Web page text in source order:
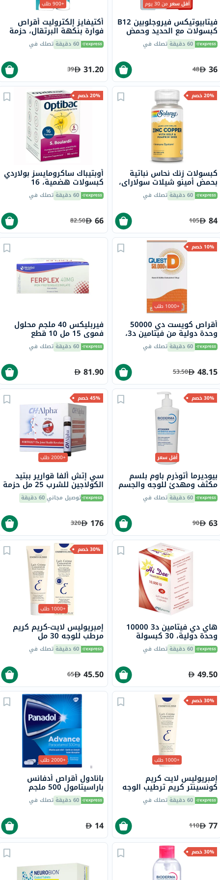
أقل سعرمن 30 يوم
فيتابيوتيكس فيروجلوبين B12
كبسولات مع الحديد وحمض
الفوليك وفيتامين B12
لمحاربة التعب، 30 كبسولة
60 دقيقة تصلك في
36
48
+900 طلب
أكتيفايز إلكتروليت أقراص
فوارة بنكهة البرتقال، حزمة
من 20 60 دقيقة تصلك في
31.20
39
20% خصم
كبسولات زنك نحاس نباتية
بحمض أمينو شيلات سولاراي،
100 كبسولة 60 دقيقة تصلك في
84
105
20% خصم
أوبتيباك ساكرومايسز بولاردي
كبسولات هضمية، 16
كبسولة60 دقيقة تصلك في
66
82.50
10% خصم
+1000 طلب
أقراص كويست دي 50000
وحدة دولية من فيتامين د3،
15 قرص 60 دقيقة تصلك في
48.15
53.50
فيربليكس 40 ملجم محلول
فموي 15 مل 10 قطع
60 دقيقة تصلك في
81.90
30% خصم
أقل سعر
بيوديرما أتوذرم باوم بلسم
مكثف ومهدئ للوجه والجسم
500 مل 60 دقيقة تصلك في
63
90
45% خصم
+2000 طلب
سي إتش ألفا قوارير ببتيد
الكولاجين للشرب 25 مل حزمة
من 30 توصيل مجاني60 دقيقة
176
320
هاي دي فيتامين د3 10000
وحدة دولية، 30 كبسولة
هلامية لينة
60 دقيقة تصلك في
49.50
30% خصم
+1000 طلب
إمبريوليس لايت-كريم كريم
مرطب للوجه 30 مل
60 دقيقة تصلك في
45.50
65
30% خصم
+1000 طلب
إمبريوليس لايت كريم
كونسينتر كريم ترطيب الوجه
متعدد الاستخدامات 75 مل
60 دقيقة تصلك في
77
110
+2000 طلب
بانادول أقراص أدفانس
باراسيتامول 500 ملجم
قرص 60 دقيقة تصلك في
14
30% خصم